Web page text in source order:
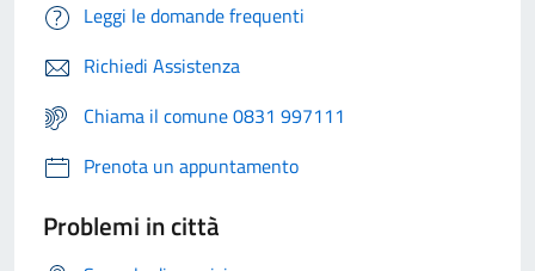
Leggi le domande frequenti
Richiedi Assistenza
Chiama il comune 0831 997111
Prenota un appuntamento
Problemi in città